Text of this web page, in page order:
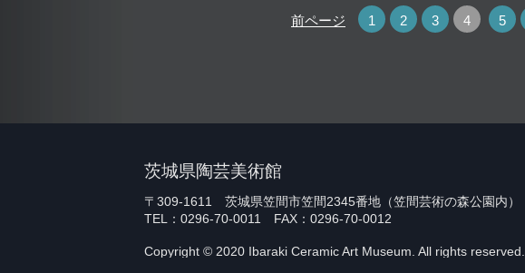
前ページ 1 2 3 4 5
茨城県陶芸美術館
〒309-1611 茨城県笠間市笠間2345番地（笠間芸術の森公園内）
TEL：0296-70-0011 FAX：0296-70-0012
Copyright © 2020 Ibaraki Ceramic Art Museum. All rights reserved.